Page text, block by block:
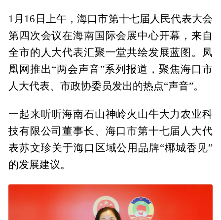
1月16日上午，海口市第十七届人民代表大会
第四次会议在海南国际会展中心开幕，来自
全市的人大代表汇聚一堂共绘发展蓝图。凤
凰网推出“两会声音”系列报道，聚焦海口市
人大代表、市政协委员发出的热点“声音”。
一起来听听海南石山神岭火山牛大力农业科
技有限公司董事长、海口市第十七届人大代
表苏文珍关于海口区域公用品牌“椰城香见”
的发展建议。